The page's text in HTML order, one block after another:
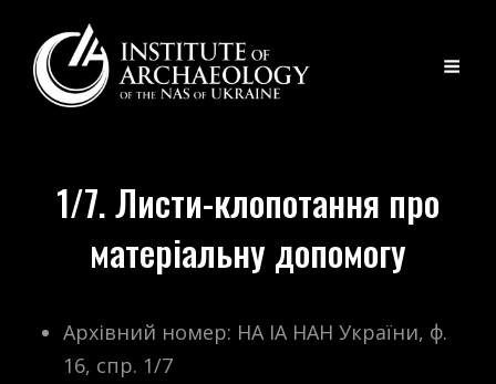
1/7. Листи-клопотання про
матеріальну допомогу
Архівний номер: НА ІА НАН України, ф.
16, спр. 1/7